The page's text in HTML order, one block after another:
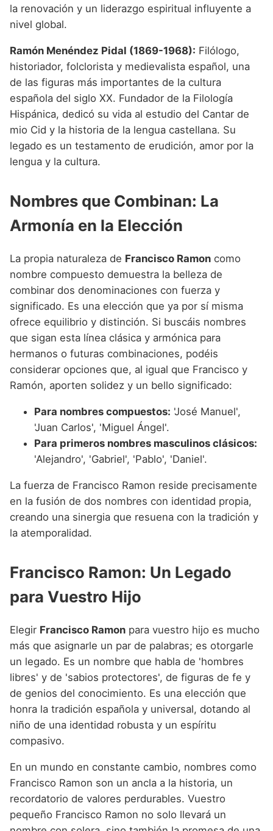
la renovación y un liderazgo espiritual influyente a
nivel global.
Ramón Menéndez Pidal (1869-1968): Filólogo,
historiador, folclorista y medievalista español, una
de las figuras más importantes de la cultura
española del siglo XX. Fundador de la Filología
Hispánica, dedicó su vida al estudio del Cantar de
mio Cid y la historia de la lengua castellana. Su
legado es un testamento de erudición, amor por la
lengua y la cultura.
Nombres que Combinan: La
Armonía en la Elección
La propia naturaleza de Francisco Ramon como
nombre compuesto demuestra la belleza de
combinar dos denominaciones con fuerza y
significado. Es una elección que ya por sí misma
ofrece equilibrio y distinción. Si buscáis nombres
que sigan esta línea clásica y armónica para
hermanos o futuras combinaciones, podéis
considerar opciones que, al igual que Francisco y
Ramón, aporten solidez y un bello significado:
Para nombres compuestos: 'José Manuel',
'Juan Carlos', 'Miguel Ángel'.
Para primeros nombres masculinos clásicos:
'Alejandro', 'Gabriel', 'Pablo', 'Daniel'.
La fuerza de Francisco Ramon reside precisamente
en la fusión de dos nombres con identidad propia,
creando una sinergia que resuena con la tradición y
la atemporalidad.
Francisco Ramon: Un Legado
para Vuestro Hijo
Elegir Francisco Ramon para vuestro hijo es mucho
más que asignarle un par de palabras; es otorgarle
un legado. Es un nombre que habla de 'hombres
libres' y de 'sabios protectores', de figuras de fe y
de genios del conocimiento. Es una elección que
honra la tradición española y universal, dotando al
niño de una identidad robusta y un espíritu
compasivo.
En un mundo en constante cambio, nombres como
Francisco Ramon son un ancla a la historia, un
recordatorio de valores perdurables. Vuestro
pequeño Francisco Ramon no solo llevará un